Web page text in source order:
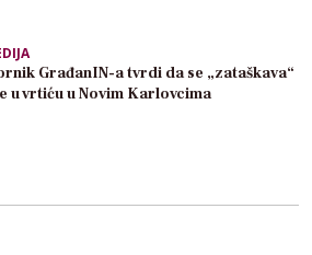
GrađanIN-a tvrdi da se „zataškava“
u vrtiću u Novim Karlovcima